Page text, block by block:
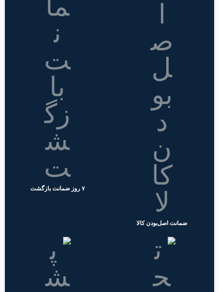
ضمانت اصل‌بودن کالا
۷ روز ضمانت بازگشت